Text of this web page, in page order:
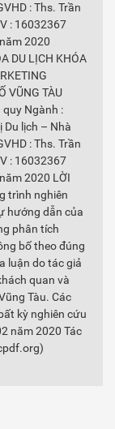
: Ths. Trần
: 16032367
2020
DU LỊCH KHÓA
VŨNG TÀU
quy Ngành :
Du lịch – Nhà
: Ths. Trần
: 16032367
2020 LỜI
trình nghiên
hướng dẫn của
phân tích
bố theo đúng
luận do tác giả
quan và
Tàu. Các
kỳ nghiên cứu
năm 2020 Tác